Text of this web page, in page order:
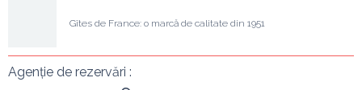
Gîtes de France: o marcă de calitate din 1951
Agenție de rezervări :